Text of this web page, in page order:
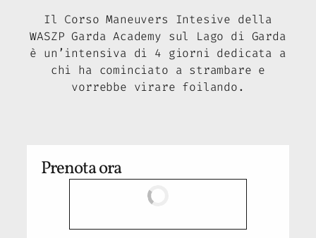
Il Corso Maneuvers Intesive della
WASZP Garda Academy sul Lago di Garda
è un’intensiva di 4 giorni dedicata a
chi ha cominciato a strambare e
vorrebbe virare foilando.
Prenota ora